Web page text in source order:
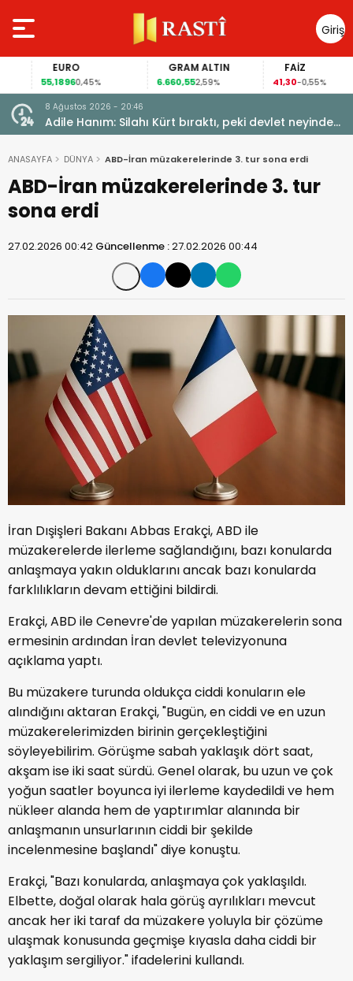
Giriş
Yap
EURO
55,18960,45%
GRAM ALTIN
6.660,552,59%
FAİZ
41,30-0,55%
8 Ağustos 2026 - 20:46
Adile Hanım: Silahı Kürt bıraktı, peki devlet neyinden
vazgeçti?
ANASAYFA DÜNYA ABD-İran müzakerelerinde 3. tur sona erdi
ABD-İran müzakerelerinde 3. tur
sona erdi
27.02.2026 00:42 Güncellenme :27.02.2026 00:44
İran Dışişleri Bakanı Abbas Erakçi, ABD ile
müzakerelerde ilerleme sağlandığını, bazı konularda
anlaşmaya yakın olduklarını ancak bazı konularda
farklılıkların devam ettiğini bildirdi.
Erakçi, ABD ile Cenevre'de yapılan müzakerelerin sona
ermesinin ardından İran devlet televizyonuna
açıklama yaptı.
Bu müzakere turunda oldukça ciddi konuların ele
alındığını aktaran Erakçi, "Bugün, en ciddi ve en uzun
müzakerelerimizden birinin gerçekleştiğini
söyleyebilirim. Görüşme sabah yaklaşık dört saat,
akşam ise iki saat sürdü. Genel olarak, bu uzun ve çok
yoğun saatler boyunca iyi ilerleme kaydedildi ve hem
nükleer alanda hem de yaptırımlar alanında bir
anlaşmanın unsurlarının ciddi bir şekilde
incelenmesine başlandı" diye konuştu.
Erakçi, "Bazı konularda, anlaşmaya çok yaklaşıldı.
Elbette, doğal olarak hala görüş ayrılıkları mevcut
ancak her iki taraf da müzakere yoluyla bir çözüme
ulaşmak konusunda geçmişe kıyasla daha ciddi bir
yaklaşım sergiliyor." ifadelerini kullandı.